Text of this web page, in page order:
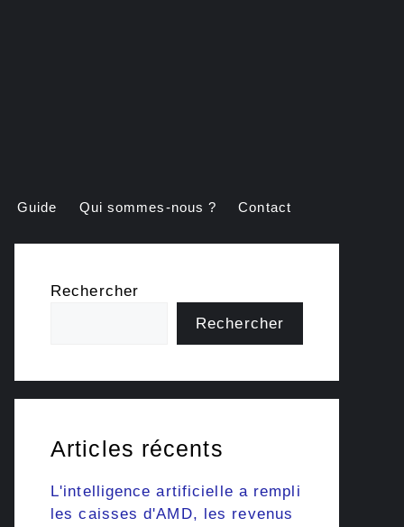
Guide Qui sommes-nous ? Contact
Rechercher
Rechercher
Articles récents
L'intelligence artificielle a rempli
les caisses d'AMD, les revenus